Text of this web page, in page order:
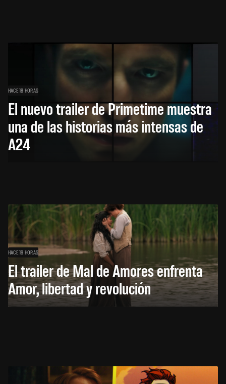
HACE 18 HORAS
El nuevo trailer de Primetime muestra
una de las historias más intensas de
A24
HACE 19 HORAS
El trailer de Mal de Amores enfrenta
Amor, libertad y revolución